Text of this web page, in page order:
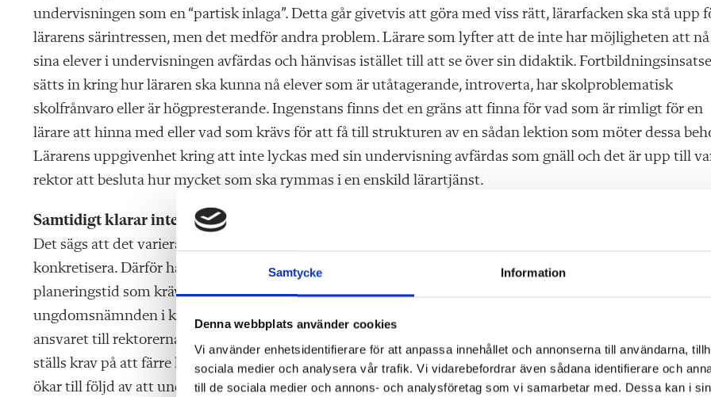
Samtycke Information
Denna webbplats använder cookies
Vi använder enhetsidentifierare för att anpassa innehållet och annonserna till användarna,
sociala medier och analysera vår trafik. Vi vidarebefordrar även sådana identifierare och
till de sociala medier och annons- och analysföretag som vi samarbetar med. Dessa kan i
undervisningen som en “partisk inlaga”. Detta går givetvis att göra med viss rätt, lärarfacken ska stå upp
lärarens särintressen, men det medför andra problem. Lärare som lyfter att de inte har möjligheten att nå
sina elever i undervisningen avfärdas och hänvisas istället till att se över sin didaktik.
sätts in kring hur läraren ska kunna nå elever som är utåtagerande, introverta, har skolproblematisk
skolfrånvaro eller är högpresterande. Ingenstans finns det en gräns att finna för vad som är rimligt för en
lärare att hinna med eller vad som krävs för att få till strukturen av en sådan lektion som möter dessa
Lärarens uppgivenhet kring att inte lyckas med sin undervisning avfärdas som gnäll och det är upp till
rektor att besluta hur mycket som ska rymmas i en enskild lärartjänst.
Samtidigt klarar inte SKRoch lärarfacken av att få till konkreta skrivelser i läraravtal kring vad som
Det sägs att det varierar från fall till fall, från skola till skola, och är ett värde som inte är mätbart eller går
konkretisera. Därför har man valt att lämna frågan öppen och låta varje huvudman avgöra hur mycket
planeringstid som krävs för att bedriva undervisning. Följden blir allt för ofta att frågan landar hos barn
ungdomsnämnden i kommunen vars största begränsning är ekonomiska. Det lättaste blir att skicka ned
ansvaret till rektorerna som i sin tur fördelar ansvaret till lärarna. När den ekonomiska ramen blir snävare
ställs krav på att färre lärare ska göra mer. Undervisningstiden ökar, kringuppgifter runt undervisningen
ökar till följd av att undervisningen blir lidande. Detta brukar dock sällan lärare acceptera, utan väljer